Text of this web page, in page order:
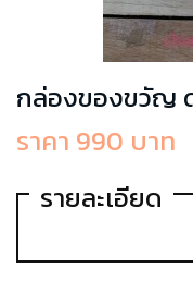
กล่องของขวัญ
ราคา 990 บาท
รายละเอียด